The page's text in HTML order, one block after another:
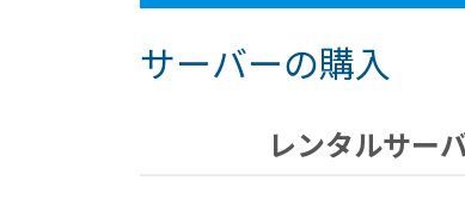
サーバーの購入
レンタルサー